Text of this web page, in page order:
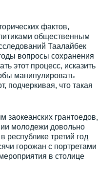
фактов,
общественным
Таалайбек
вопросы сохранения
этот процесс, исказить
манипулировать
подчеркивая, что такая
заокеанских грантоедов,
молодежи довольно
республике третий год
горожан с портретами
в столице